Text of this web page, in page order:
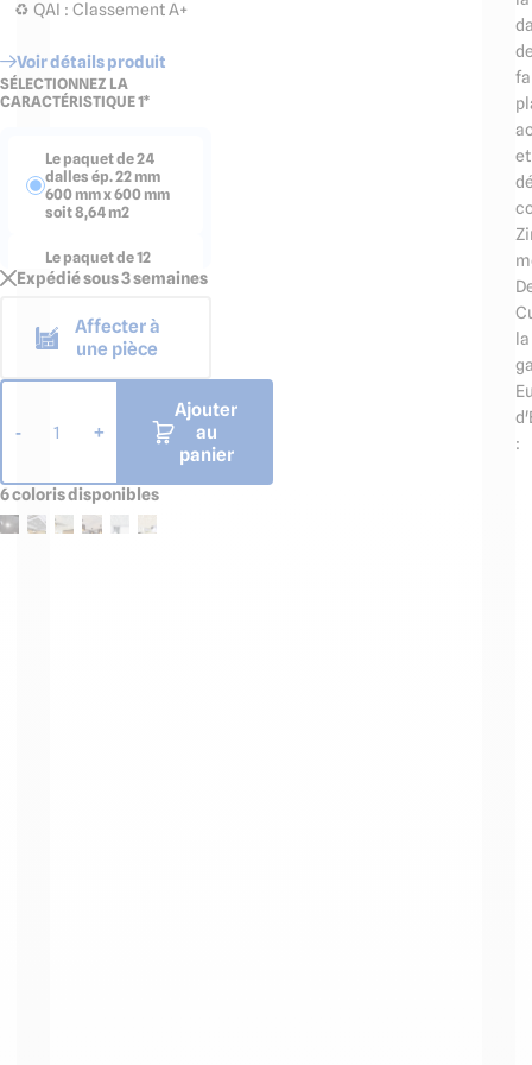
♻️ QAI : Classement A+
Voir détails produit
SÉLECTIONNEZ LA
CARACTÉRISTIQUE 1*
Le paquet de 24
dalles ép. 22 mm
600 mm x 600 mm
soit 8,64 m2
Le paquet de 12
dalles ép. 22 mm
Expédié sous 3 semaines
Affecter à
une pièce
- 1 +
Ajouter
au
panier
6 coloris disponibles
et
la
: